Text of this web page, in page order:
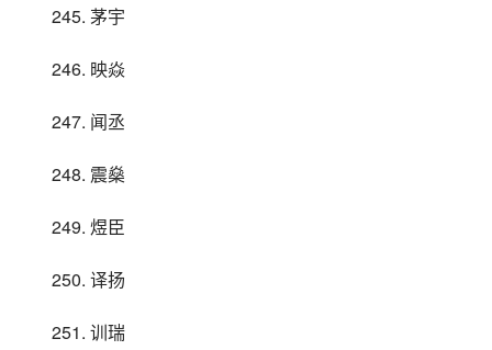
245. 茅宇
246. 映焱
247. 闻丞
248. 震燊
249. 煜臣
250. 译扬
251. 训瑞